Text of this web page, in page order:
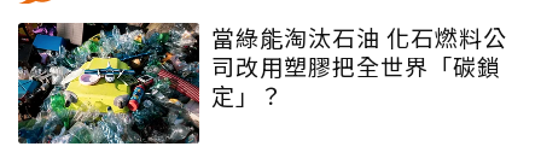
當綠能淘汰石油 化石燃料公
司改用塑膠把全世界「碳鎖
定」？